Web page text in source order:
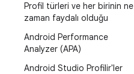
Profil türleri ve her birinin ne
zaman faydalı olduğu
Android Performance
Analyzer (APA)
Android Studio Profilir'ler